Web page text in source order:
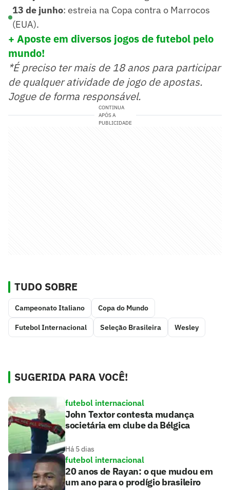
13 de junho: estreia na Copa contra o Marrocos
(EUA).
+ Aposte em diversos jogos de futebol pelo
mundo!
*É preciso ter mais de 18 anos para participar
de qualquer atividade de jogo de apostas.
Jogue de forma responsável.
CONTINUA
APÓS A
PUBLICIDADE
TUDO SOBRE
Campeonato Italiano Copa do Mundo
Futebol Internacional Seleção Brasileira Wesley
SUGERIDA PARA VOCÊ!
futebol internacional
John Textor contesta mudança
societária em clube da Bélgica
Há 5 dias
futebol internacional
20 anos de Rayan: o que mudou em
um ano para o prodígio brasileiro